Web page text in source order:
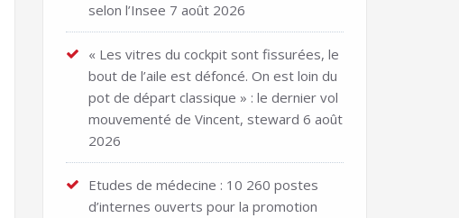
selon l’Insee 7 août 2026
« Les vitres du cockpit sont fissurées, le
bout de l’aile est défoncé. On est loin du
pot de départ classique » : le dernier vol
mouvementé de Vincent, steward 6 août
2026
Etudes de médecine : 10 260 postes
d’internes ouverts pour la promotion